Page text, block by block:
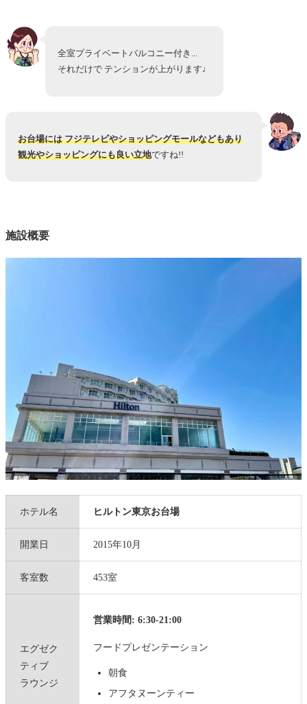
全室プライベートバルコニー付き...
それだけで テンションが上がります♩
お台場には フジテレビやショッピングモールなどもあり
観光やショッピングにも良い立地ですね!!
施設概要
ホテル名 ヒルトン東京お台場
開業日 2015年10月
客室数 453室
エグゼク
ティブ
ラウンジ
営業時間: 6:30-21:00
フードプレゼンテーション
朝食
アフタヌーンティー